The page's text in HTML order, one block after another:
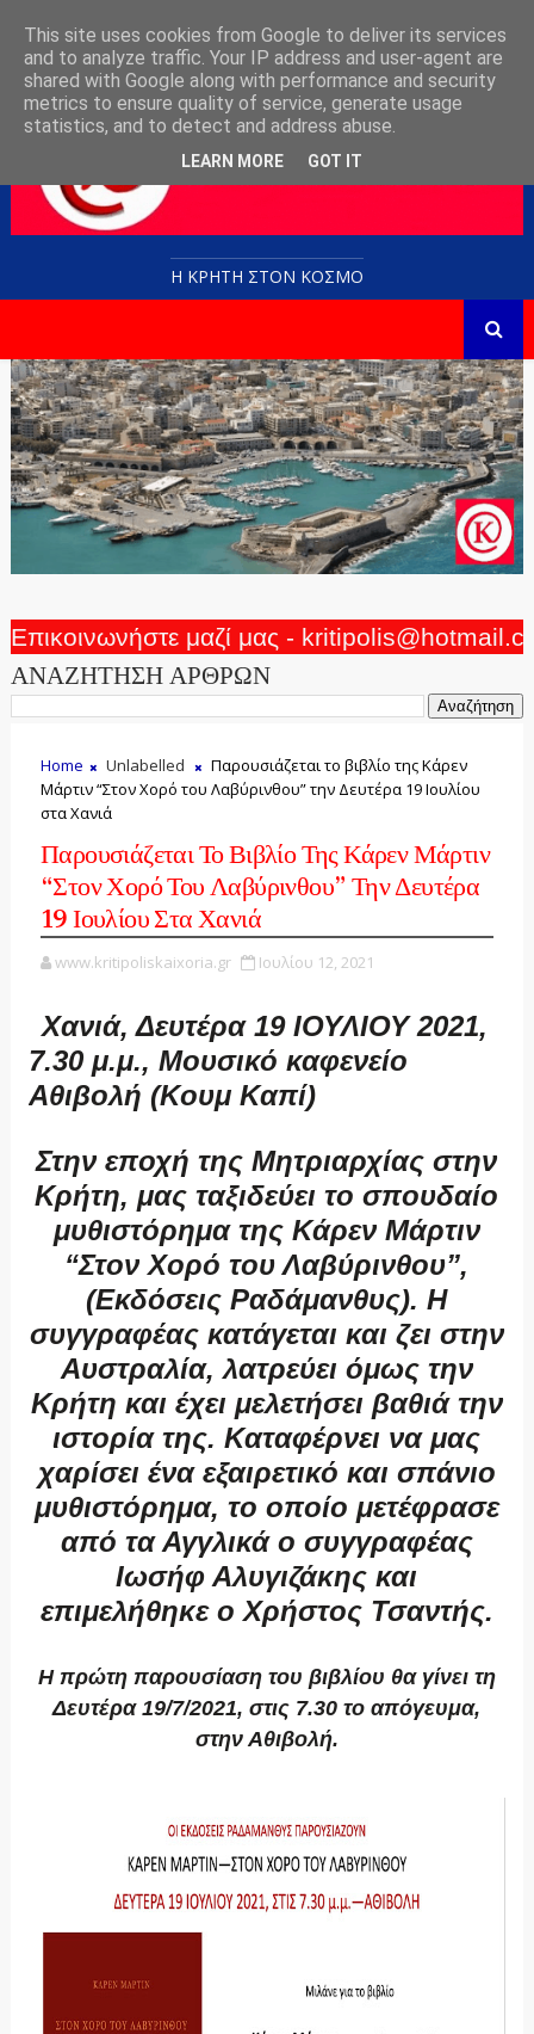
Η ΚΡΗΤΗ ΣΤΟN KOΣΜΟ
Επικοινωνήστε μαζί μας -
ΑΝΑΖΗΤΗΣΗ ΑΡΘΡΩΝ
Home Unlabelled
Παρουσιάζεται το βιβλίο της Κάρεν
Μάρτιν “Στον Χορό του Λαβύρινθου” την Δευτέρα 19 Ιουλίου
στα Χανιά
Παρουσιάζεται Το Βιβλίο Της Κάρεν Μάρτιν
“Στον Χορό Του Λαβύρινθου” Την Δευτέρα
19 Ιουλίου Στα Χανιά
www.kritipoliskaixoria.gr Ιουλίου 12, 2021
Χανιά, Δευτέρα 19 ΙΟΥΛΙΟΥ 2021,
7.30 μ.μ., Μουσικό καφενείο
Αθιβολή (Κουμ Καπί)
Στην εποχή της Μητριαρχίας στην
Κρήτη, μας ταξιδεύει το σπουδαίο
μυθιστόρημα της Κάρεν Μάρτιν
“Στον Χορό του Λαβύρινθου”,
(Εκδόσεις Ραδάμανθυς). Η
συγγραφέας κατάγεται και ζει στην
Αυστραλία, λατρεύει όμως την
Κρήτη και έχει μελετήσει βαθιά την
ιστορία της. Καταφέρνει να μας
χαρίσει ένα εξαιρετικό και σπάνιο
μυθιστόρημα, το οποίο μετέφρασε
από τα Αγγλικά ο συγγραφέας
Ιωσήφ Αλυγιζάκης και
επιμελήθηκε ο Χρήστος Τσαντής.
Η πρώτη παρουσίαση του βιβλίου θα γίνει τη
Δευτέρα 19/7/2021, στις 7.30 το απόγευμα,
στην Αθιβολή.
This site uses cookies from Google to deliver its services
and to analyze traffic. Your IP address and user-agent are
shared with Google along with performance and security
metrics to ensure quality of service, generate usage
statistics, and to detect and address abuse.
LEARN MORE GOT IT